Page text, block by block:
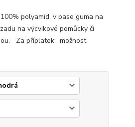
polyamid, v pase guma na
na výcvikové pomůcky či
Za příplatek: možnost